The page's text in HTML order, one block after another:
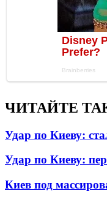
ЧИТАЙТЕ
Удар по Киеву:
Удар по Киеву:
Киев под